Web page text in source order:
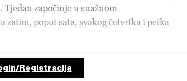
započinje u snažnom
zatim, poput sata, svakog četvrtka i petka
Registracija